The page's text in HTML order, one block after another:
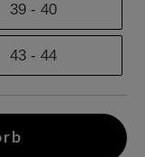
39 - 40
43 - 44